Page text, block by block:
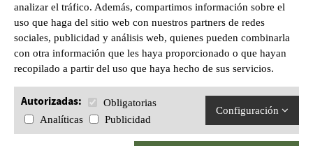
analizar el tráfico. Además, compartimos información sobre el
uso que haga del sitio web con nuestros partners de redes
sociales, publicidad y análisis web, quienes pueden combinarla
con otra información que les haya proporcionado o que hayan
recopilado a partir del uso que haya hecho de sus servicios.
Autorizadas:
Obligatorias
Analíticas
Publicidad
Configuración
WhatsApp:
601628210